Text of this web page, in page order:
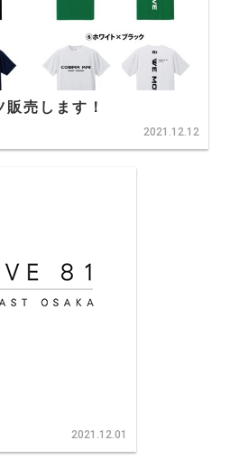
売します！
2021.12.12
2021.12.01